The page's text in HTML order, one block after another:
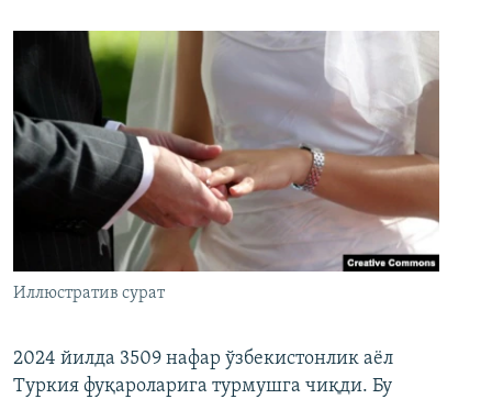
Иллюстратив сурат
2024 йилда 3509 нафар ўзбекистонлик аёл
Туркия фуқароларига турмушга чиқди. Бу